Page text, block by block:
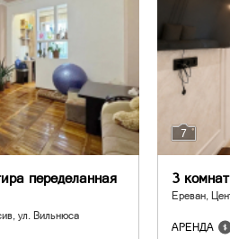
переделанная
ул. Вильнюса
7
3
Ереван,
АРЕНДА